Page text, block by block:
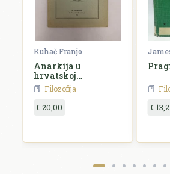
Kuhač Franjo
Anarkija u
hrvatskoj
književnosti i
umjetnosti
Filozofija
€ 20,00 €